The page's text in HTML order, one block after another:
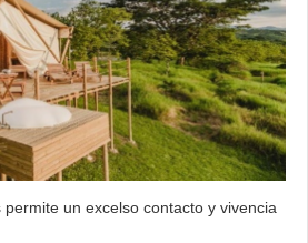
un excelso contacto y vivencia